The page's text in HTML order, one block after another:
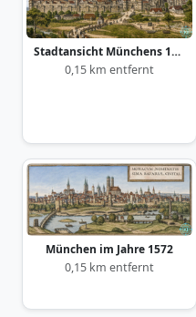
Stadtansicht Münchens 1493
0,15 km entfernt
München im Jahre 1572
0,15 km entfernt